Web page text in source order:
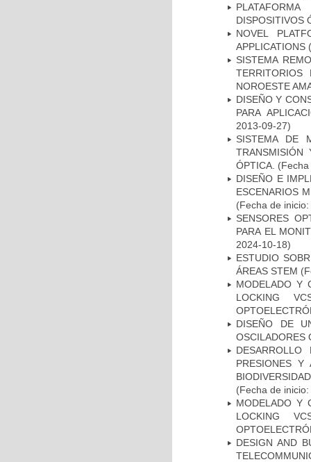
DISPOSITIVOS
NOVEL
APPLICATIONS
SISTEMA
TERRITORIOS
NOROESTE
DISEÑO Y
PARA
2013-09-27)
SISTEMA DE
TRANSMISIÓN
ÓPTICA.
DISEÑO E
ESCENARIOS
(Fecha de
SENSORES
PARA EL
2024-10-18)
ESTUDIO
ÁREAS STEM
MODELADO Y
LOCKING
DISEÑO DE
OSCILADORES
PRESIONES
(Fecha de
MODELADO Y
LOCKING
DESIGN AND